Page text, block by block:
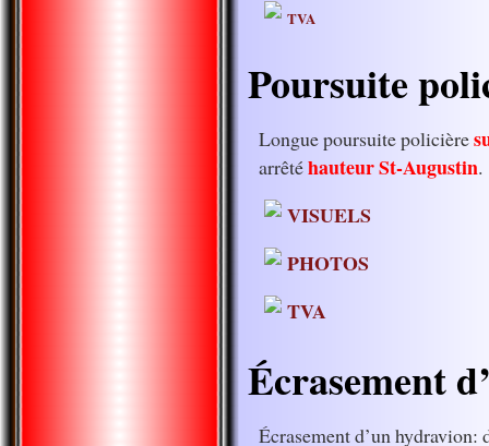
TVA
Poursuite
Longue poursuite policière
arrêtéhauteur St-Augustin.
VISUELS
PHOTOS
TVA
Écrasement
Écrasement d’un hydravion: